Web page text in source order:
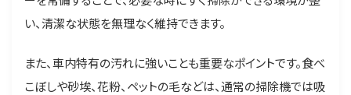
い、清潔な状態を無理なく維持できます。
また、車内特有の汚れに強いことも重要なポイントです。食べ
こぼしや砂埃、花粉、ペットの毛などは、通常の掃除機では吸